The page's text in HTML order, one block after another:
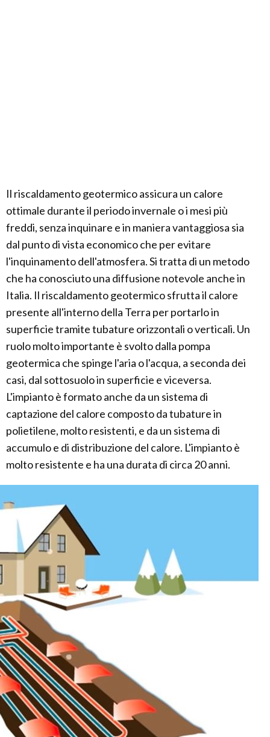
Il riscaldamento geotermico assicura un calore
ottimale durante il periodo invernale o i mesi più
freddi, senza inquinare e in maniera vantaggiosa sia
dal punto di vista economico che per evitare
l'inquinamento dell'atmosfera. Si tratta di un metodo
che ha conosciuto una diffusione notevole anche in
Italia. Il riscaldamento geotermico sfrutta il calore
presente all'interno della Terra per portarlo in
superficie tramite tubature orizzontali o verticali. Un
ruolo molto importante è svolto dalla pompa
geotermica che spinge l'aria o l'acqua, a seconda dei
casi, dal sottosuolo in superficie e viceversa.
L'impianto è formato anche da un sistema di
captazione del calore composto da tubature in
polietilene, molto resistenti, e da un sistema di
accumulo e di distribuzione del calore. L'impianto è
molto resistente e ha una durata di circa 20 anni.